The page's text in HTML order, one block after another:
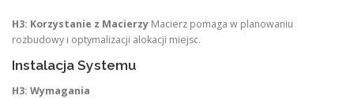
H3: Korzystanie z Macierzy Macierz pomaga w planowaniu
rozbudowy i optymalizacji alokacji miejsc.
Instalacja Systemu
H3: Wymagania